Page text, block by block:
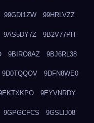
99GDI1ZW 99HRLVZZ
9AS5DY7Z 9B2V77PH
9BIRO8AZ 9BJ6RL38
9D0TQQOV 9DFN8WE0
9EYVNRDY
9GPGCFCS 9GSLIJ08